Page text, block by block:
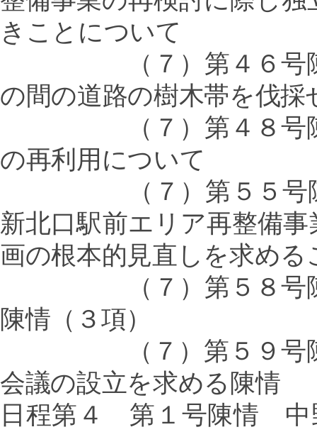
きことについて
（７）第４６号陳情
の間の道路の樹木帯を伐
（７）第４８号陳情
の再利用について
（７）第５５号陳情
新北口駅前エリア再整備
画の根本的見直しを求め
（７）第５８号陳情
陳情（３項）
（７）第５９号陳情
会議の設立を求める陳情
日程第４ 第１号陳情 中